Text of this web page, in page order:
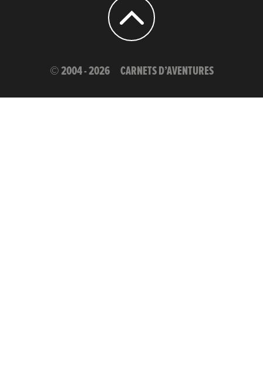
© 2004 - 2026 CARNETS D’AVENTURES